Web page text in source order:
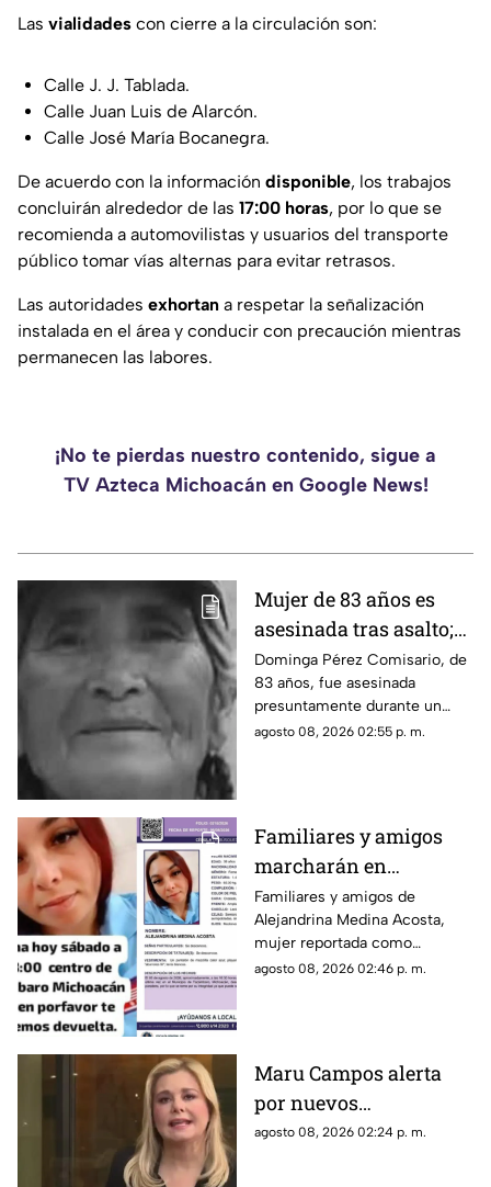
Las vialidades con cierre a la circulación son:
Calle J. J. Tablada.
Calle Juan Luis de Alarcón.
Calle José María Bocanegra.
De acuerdo con la información disponible, los trabajos
concluirán alrededor de las 17:00 horas, por lo que se
recomienda a automovilistas y usuarios del transporte
público tomar vías alternas para evitar retrasos.
Las autoridades exhortan a respetar la señalización
instalada en el área y conducir con precaución mientras
permanecen las labores.
¡No te pierdas nuestro contenido, sigue a
TV Azteca Michoacán en Google News!
Mujer de 83 años es
asesinada tras asalto;
le robaron los $90 que
había ganado
vendiendo cemitas
Dominga Pérez Comisario, de
83 años, fue asesinada
presuntamente durante un
asalto en Amozoc, Puebla,
agosto 08, 2026 02:55 p. m.
Familiares y amigos
marcharán en
Tacámbaro para exigir
la localización de
Alejandrina Medina
Familiares y amigos de
Alejandrina Medina Acosta,
mujer reportada como
desaparecida en Tacámbaro,
agosto 08, 2026 02:46 p. m.
Maru Campos alerta
por nuevos
lineamientos: “Podrían
agosto 08, 2026 02:24 p. m.